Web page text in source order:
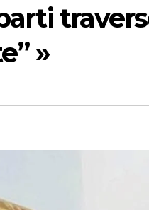
»